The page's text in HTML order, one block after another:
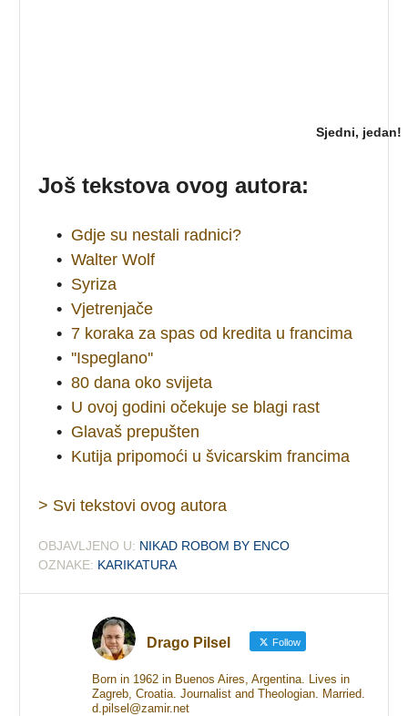
Sjedni, jedan!
Još tekstova ovog autora:
• Gdje su nestali radnici?
• Walter Wolf
• Syriza
• Vjetrenjače
• 7 koraka za spas od kredita u francima
• ''Ispeglano''
• 80 dana oko svijeta
• U ovoj godini očekuje se blagi rast
• Glavaš prepušten
• Kutija pripomoći u švicarskim francima
> Svi tekstovi ovog autora
OBJAVLJENO U: NIKAD ROBOM BY ENCO
OZNAKE: KARIKATURA
Drago Pilsel Follow
Born in 1962 in Buenos Aires, Argentina. Lives in
Zagreb, Croatia. Journalist and Theologian. Married.
d.pilsel@zamir.net